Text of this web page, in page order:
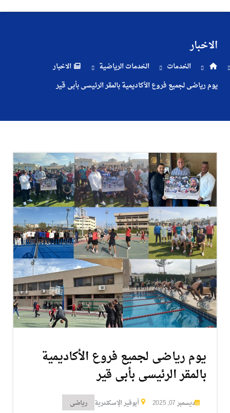
القبول
والتسجيل
الدراسات
الأكاديمية
طلبة
الأكاديمية
البحث
العلمي
التدريب
والخدمة
الإستشارات
الاخبار
الخدمات الخدمات الرياضية
الاخبار
يوم رياضى لجميع فروع الأكاديمية بالمقر الرئيسى بأبى قير
يوم رياضى لجميع فروع الأكاديمية
بالمقر الرئيسى بأبى قير
ديسمبر 07, 2025 أبوقير الإسكندرية رياضى